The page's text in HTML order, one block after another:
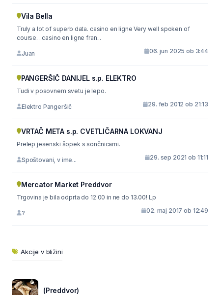
Vila Bella
Truly a lot of superb data. casino en ligne Very well spoken of
course. . casino en ligne fran...
Juan 06. jun 2025 ob 3:44
PANGERŠIČ DANIJEL s.p. ELEKTRO
Tudi v posovnem svetu je lepo.
Elektro Pangeršič 29. feb 2012 ob 21:13
VRTAČ META s.p. CVETLIČARNA LOKVANJ
Prelep jesenski šopek s sončnicami.
Spoštovani, v ime... 29. sep 2021 ob 11:11
Mercator Market Preddvor
Trgovina je bila odprta do 12.00 in ne do 13.00! Lp
? 02. maj 2017 ob 12:49
Akcije v bližini
(Preddvor)